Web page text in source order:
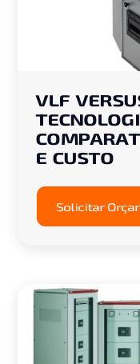
VLF
E CUSTO
Solicitar